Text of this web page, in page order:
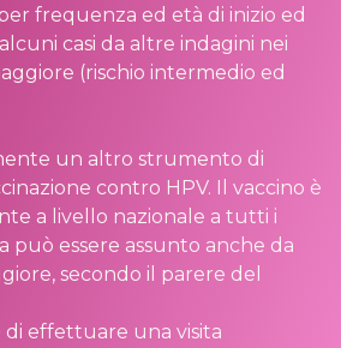
frequenza ed età di inizio ed
casi da altre indagini nei
(rischio intermedio ed
un altro strumento di
contro HPV. Il vaccino è
a livello nazionale a tutti i
può essere assunto anche da
secondo il parere del
di effettuare una visita